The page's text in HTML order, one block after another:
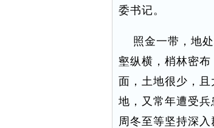
委书记。
照金一带，地处
壑纵横，梢林密
面，土地很少，
地，又常年遭受兵
周冬至等坚持深